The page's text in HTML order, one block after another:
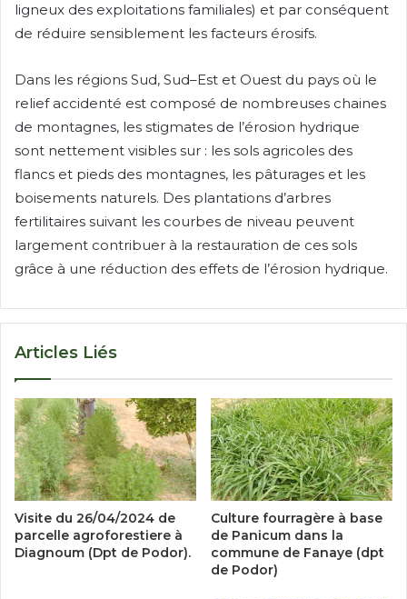
ligneux des exploitations familiales) et par conséquent
de réduire sensiblement les facteurs érosifs.
Dans les régions Sud, Sud–Est et Ouest du pays où le
relief accidenté est composé de nombreuses chaines
de montagnes, les stigmates de l’érosion hydrique
sont nettement visibles sur : les sols agricoles des
flancs et pieds des montagnes, les pâturages et les
boisements naturels. Des plantations d’arbres
fertilitaires suivant les courbes de niveau peuvent
largement contribuer à la restauration de ces sols
grâce à une réduction des effets de l’érosion hydrique.
Articles Liés
Visite du 26/04/2024 de
parcelle agroforestiere à
Diagnoum (Dpt de Podor).
Culture fourragère à base
de Panicum dans la
commune de Fanaye (dpt
de Podor)